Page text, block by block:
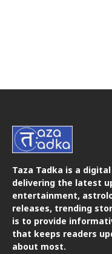
Taza Tadka is a
delivering the latest
entertainment,
releases, trending
is to provide
that keeps readers
about most.